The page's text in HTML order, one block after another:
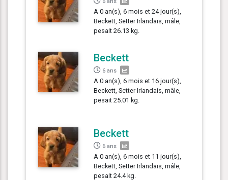
A 0 an(s), 6 mois et 24 jour(s),
Beckett, Setter Irlandais, mâle,
pesait 26.13 kg.
Beckett
6 ans
A 0 an(s), 6 mois et 16 jour(s),
Beckett, Setter Irlandais, mâle,
pesait 25.01 kg.
Beckett
6 ans
A 0 an(s), 6 mois et 11 jour(s),
Beckett, Setter Irlandais, mâle,
pesait 24.4 kg.